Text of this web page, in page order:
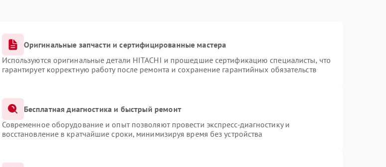
Оригинальные запчасти и сертифицированные мастера
Используются оригинальные детали HITACHI и прошедшие сертификацию специалисты, что
гарантирует корректную работу после ремонта и сохранение гарантийных обязательств
Бесплатная диагностика и быстрый ремонт
Современное оборудование и опыт позволяют провести экспресс-диагностику и
восстановление в кратчайшие сроки, минимизируя время без устройства